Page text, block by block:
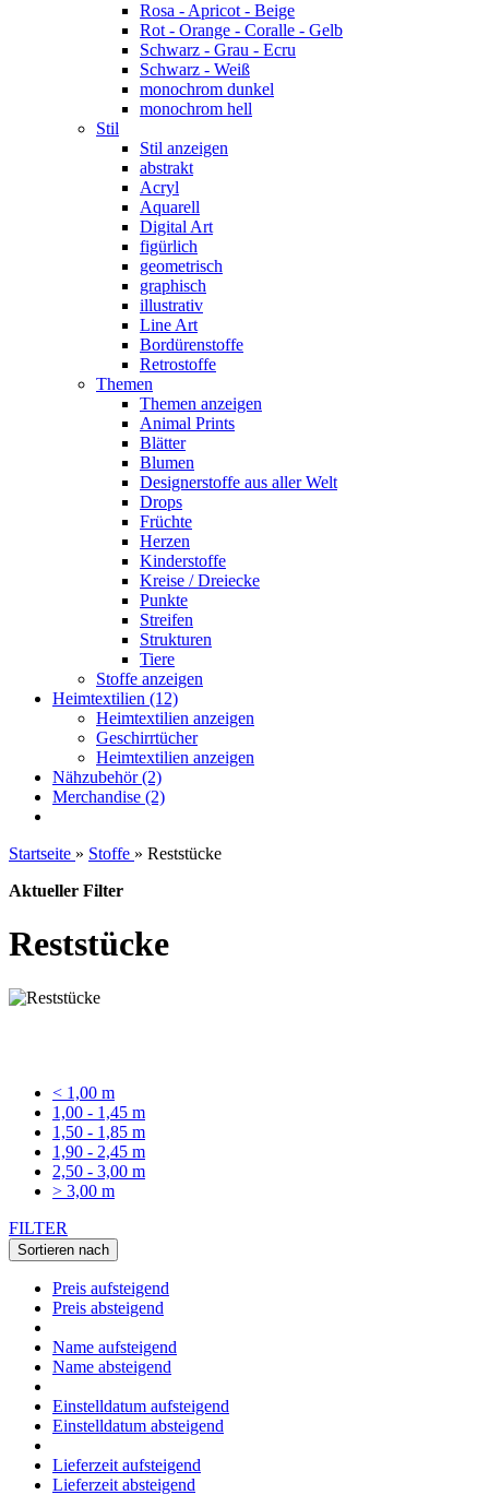
Rosa - Apricot - Beige
Rot - Orange - Coralle - Gelb
Schwarz - Grau - Ecru
Schwarz - Weiß
monochrom dunkel
monochrom hell
Stil
Stil anzeigen
abstrakt
Acryl
Aquarell
Digital Art
figürlich
geometrisch
graphisch
illustrativ
Line Art
Bordürenstoffe
Retrostoffe
Themen
Themen anzeigen
Animal Prints
Blätter
Blumen
Designerstoffe aus aller Welt
Drops
Früchte
Herzen
Kinderstoffe
Kreise / Dreiecke
Punkte
Streifen
Strukturen
Tiere
Stoffe anzeigen
Heimtextilien (12)
Heimtextilien anzeigen
Geschirrtücher
Heimtextilien anzeigen
Nähzubehör (2)
Merchandise (2)
Startseite » Stoffe » Reststücke
Aktueller Filter
Reststücke
< 1,00 m
1,00 - 1,45 m
1,50 - 1,85 m
1,90 - 2,45 m
2,50 - 3,00 m
> 3,00 m
FILTER
Sortieren nach
Preis aufsteigend
Preis absteigend
Name aufsteigend
Name absteigend
Einstelldatum aufsteigend
Einstelldatum absteigend
Lieferzeit aufsteigend
Lieferzeit absteigend